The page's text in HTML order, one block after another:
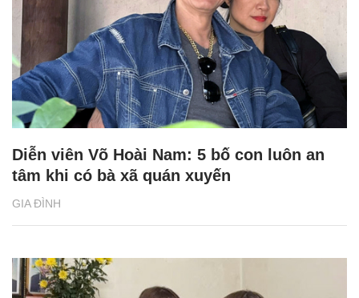
GIA ĐÌNH
Diễn viên Võ Hoài Nam: 5 bố con luôn an
tâm khi có bà xã quán xuyến